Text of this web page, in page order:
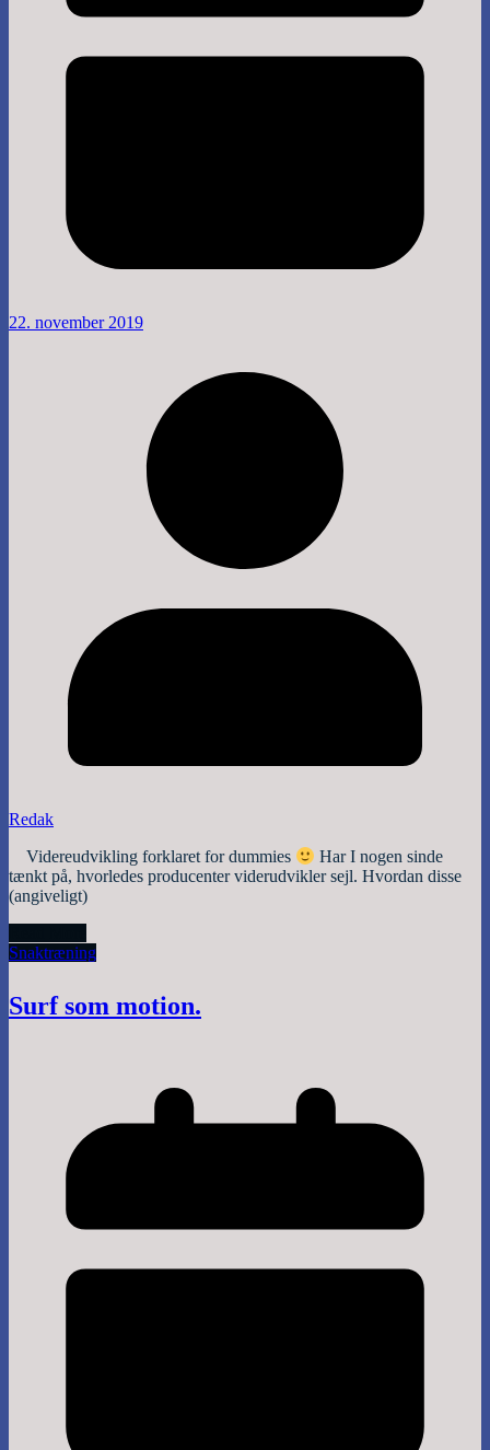
22. november 2019
Redak
Videreudvikling forklaret for dummies
Har I nogen sinde
tænkt på, hvorledes producenter viderudvikler sejl. Hvordan disse
(angiveligt)
Snaktræning
Surf som motion.